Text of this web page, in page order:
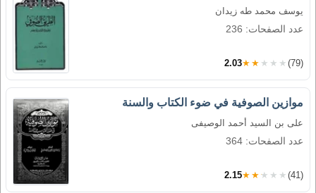
يوسف محمد طه زيدان
عدد الصفحات: 236
2.03★★★★★ (79)
موازين الصوفية في ضوء الكتاب والسنة
على بن السيد أحمد الوصيفى
عدد الصفحات: 364
2.15★★★★★ (41)